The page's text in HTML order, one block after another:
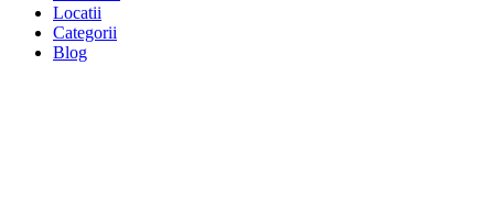
Locatii
Categorii
Blog